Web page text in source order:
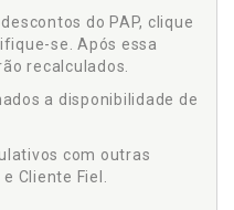
do PAP, clique
se. Após essa
recalculados.
a disponibilidade de
com outras
Cliente Fiel.